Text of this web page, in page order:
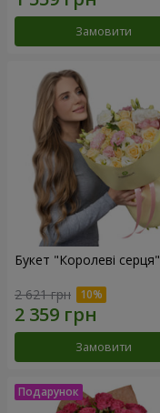
Замовити
Букет "Королеві серця"
2 621 грн
Замовити